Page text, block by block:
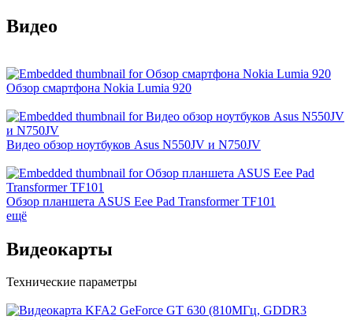
Видео
Обзор смартфона Nokia Lumia 920
Видео обзор ноутбуков Asus N550JV и N750JV
Обзор планшета ASUS Eee Pad Transformer TF101
ещё
Видеокарты
Технические параметры